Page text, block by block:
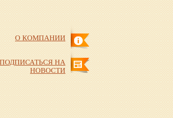
О КОМПАНИИ
ПОДПИСАТЬСЯ НА
НОВОСТИ